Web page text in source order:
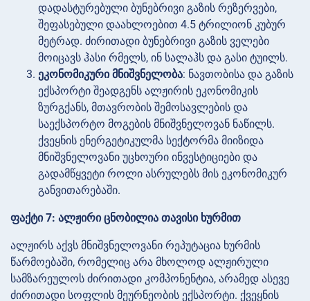
დადასტურებული ბუნებრივი გაზის რეზერვები,
შეფასებული დაახლოებით 4.5 ტრილიონ კუბურ
მეტრად. ძირითადი ბუნებრივი გაზის ველები
მოიცავს ჰასი რმელს, ინ სალაჰს და გასი ტუილს.
ეკონომიკური მნიშვნელობა: ნავთობისა და გაზის
ექსპორტი შეადგენს ალჟირის ეკონომიკის
ზურგქანს, მთავრობის შემოსავლების და
საექსპორტო მოგების მნიშვნელოვან ნაწილს.
ქვეყნის ენერგეტიკულმა სექტორმა მიიზიდა
მნიშვნელოვანი უცხოური ინვესტიციები და
გადამწყვეტი როლი ასრულებს მის ეკონომიკურ
განვითარებაში.
ფაქტი 7: ალჟირი ცნობილია თავისი ხურმით
ალჟირს აქვს მნიშვნელოვანი რეპუტაცია ხურმის
წარმოებაში, რომელიც არა მხოლოდ ალჟირული
სამზარეულოს ძირითადი კომპონენტია, არამედ ასევე
ძირითადი სოფლის მეურნეობის ექსპორტი. ქვეყნის